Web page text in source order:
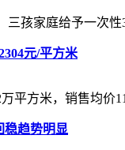
孩家庭给予一次性
元/平方米
平方米，销售均价
稳趋势明显